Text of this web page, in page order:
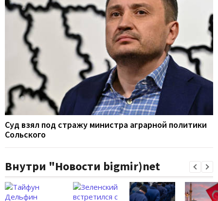
Суд взял под стражу министра аграрной политики
Сольского
Внутри "Новости bigmir)net